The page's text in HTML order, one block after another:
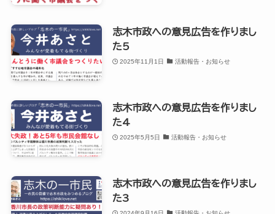
志木市政への意見広告を作りまし
た5
2025年11月1日 活動報告・お知らせ
志木市政への意見広告を作りまし
た4
2025年5月5日 活動報告・お知らせ
志木市政への意見広告を作りまし
た3